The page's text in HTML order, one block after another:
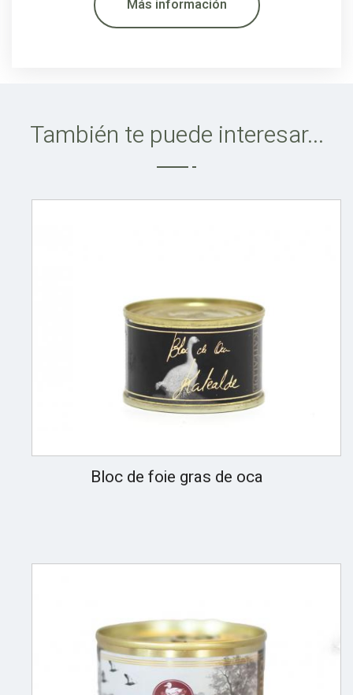
Más información
También te puede interesar...
Bloc de foie gras de oca